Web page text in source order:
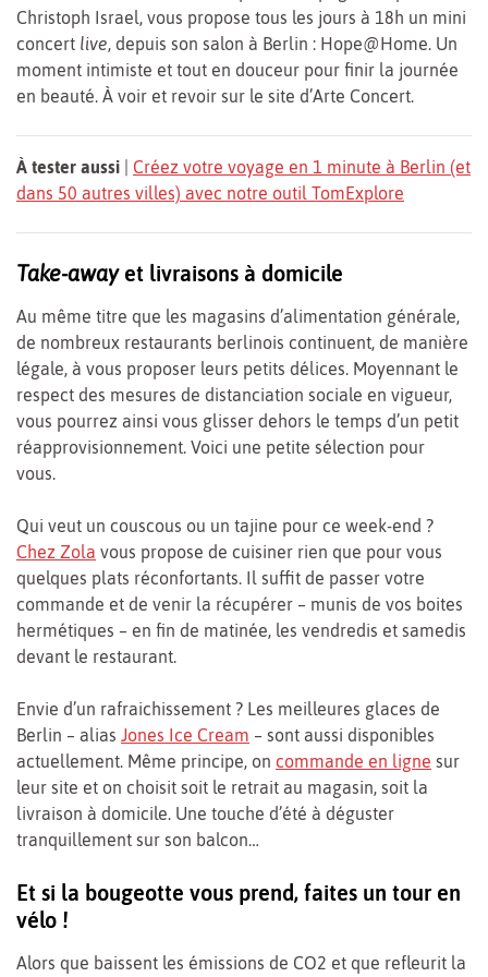
Christoph Israel, vous propose tous les jours à 18h un mini
concert live, depuis son salon à Berlin : Hope@Home. Un
moment intimiste et tout en douceur pour finir la journée
en beauté. À voir et revoir sur le site d’Arte Concert.
À tester aussi
Créez votre voyage en 1 minute à Berlin (et
dans 50 autres villes) avec notre outil TomExplore
Take-awayet livraisons à domicile
Au même titre que les magasins d’alimentation générale,
de nombreux restaurants berlinois continuent, de manière
légale, à vous proposer leurs petits délices. Moyennant le
respect des mesures de distanciation sociale en vigueur,
vous pourrez ainsi vous glisser dehors le temps d’un petit
réapprovisionnement. Voici une petite sélection pour
vous.
Qui veut un couscous ou un tajine pour ce week-end ?
Chez Zola vous propose de cuisiner rien que pour vous
quelques plats réconfortants. Il suffit de passer votre
commande et de venir la récupérer – munis de vos boites
hermétiques – en fin de matinée, les vendredis et samedis
devant le restaurant.
Envie d’un rafraichissement ? Les meilleures glaces de
Berlin – alias Jones Ice Cream – sont aussi disponibles
actuellement. Même principe, on commande en ligne sur
leur site et on choisit soit le retrait au magasin, soit la
livraison à domicile. Une touche d’été à déguster
tranquillement sur son balcon…
Et si la bougeotte vous prend, faites un tour en
vélo !
Alors que baissent les émissions de CO2 et que refleurit la